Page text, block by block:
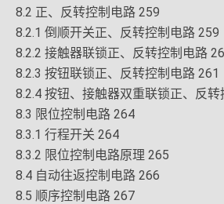
8.2 正、反转控制电路 259
8.2.1 倒顺开关正、反转控制电路 259
8.2.2 接触器联锁正、反转控制电路
8.2.3 按钮联锁正、反转控制电路 261
8.2.4 按钮、接触器双重联锁正、反转
8.3 限位控制电路 264
8.3.1 行程开关 264
8.3.2 限位控制电路原理 265
8.4 自动往返控制电路 266
8.5 顺序控制电路 267